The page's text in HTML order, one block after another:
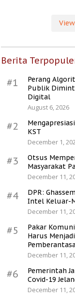
Berita
#1
Perang
Publik
Digital
August 6, 2026
#2
KST
December 1,
#3
Otsus
Masyarakat
December 11,
#4
DPR:
Intel Keluar-
December 11,
#5
Pakar
Harus
December 11,
#6
Pemerintah
Covid-19
December 11,